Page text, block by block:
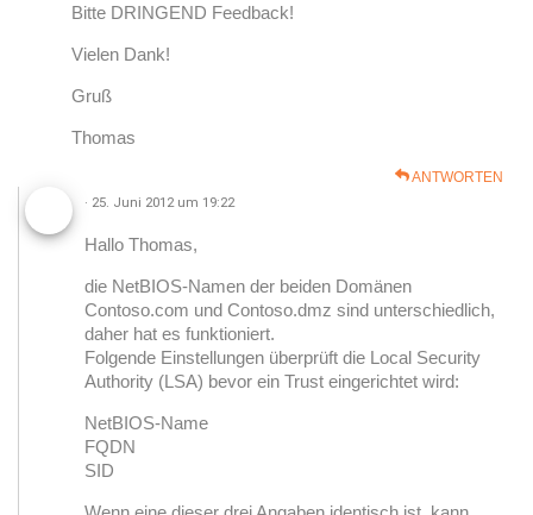
Bitte DRINGEND Feedback!
Vielen Dank!
Gruß
Thomas
ANTWORTEN
· 25. Juni 2012 um 19:22
Hallo Thomas,
die NetBIOS-Namen der beiden Domänen
Contoso.com und Contoso.dmz sind unterschiedlich,
daher hat es funktioniert.
Folgende Einstellungen überprüft die Local Security
Authority (LSA) bevor ein Trust eingerichtet wird:
NetBIOS-Name
FQDN
SID